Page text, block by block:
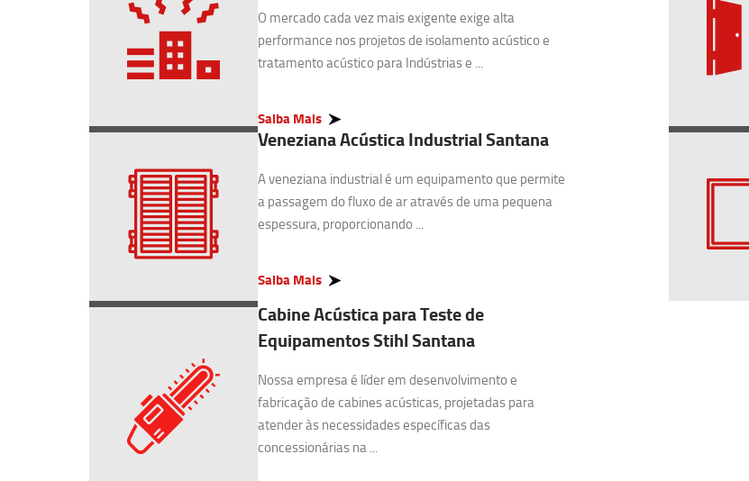
O mercado cada vez mais exigente exige alta
performance nos projetos de isolamento acústico e
tratamento acústico para Indústrias e ...
Saiba Mais
Veneziana Acústica Industrial Santana
A veneziana industrial é um equipamento que permite
a passagem do fluxo de ar através de uma pequena
espessura, proporcionando ...
Saiba Mais
Cabine Acústica para Teste de
Equipamentos Stihl Santana
Nossa empresa é líder em desenvolvimento e
fabricação de cabines acústicas, projetadas para
atender às necessidades específicas das
concessionárias na ...